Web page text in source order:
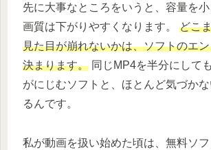
先に大事なところをいうと、容量を
画質は下がりやすくなります。 どこ
見た目が崩れないかは、ソフトのエ
決まります。 同じMP4を半分にして
がにじむソフトと、ほとんど気づか
るんです。
私が動画を扱い始めた頃は、無料ソ